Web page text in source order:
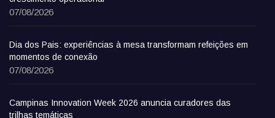
07/08/2026
Dia dos Pais: experiências à mesa transformam refeições em
momentos de conexão
07/08/2026
Campinas Innovation Week 2026 anuncia curadores das
trilhas temáticas